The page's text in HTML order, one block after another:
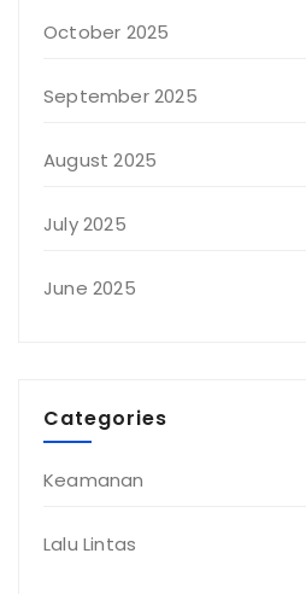
October 2025
September 2025
August 2025
July 2025
June 2025
Categories
Keamanan
Lalu Lintas